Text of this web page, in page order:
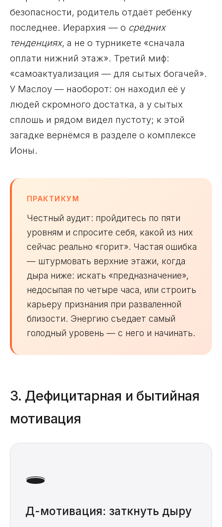
безопасности, родитель отдаёт ребёнку
последнее. Иерархия — о средних
тенденциях, а не о турникете «сначала
оплати нижний этаж». Третий миф:
«самоактуализация — для сытых богачей».
У Маслоу — наоборот: он находил её у
людей скромного достатка, а у сытых
сплошь и рядом видел пустоту; к этой
загадке вернёмся в разделе о комплексе
Ионы.
ПРАКТИКУМ
Честный аудит: пройдитесь по пяти
уровням и спросите себя, какой из них
сейчас реально «горит». Частая ошибка
— штурмовать верхние этажи, когда
дыра ниже: искать «предназначение»,
недосыпая по четыре часа, или строить
карьеру признания при разваленной
близости. Энергию съедает самый
голодный уровень — с него и начинать.
3. Дефицитарная и бытийная
мотивация
🕳️
Д-мотивация: заткнуть дыру